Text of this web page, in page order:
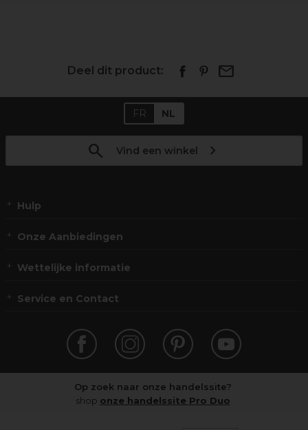
Deel dit product:
FR NL
Vind een winkel
Hulp
Onze Aanbiedingen
Wettelijke informatie
Service en Contact
Op zoek naar onze handelssite?
shop onze handelssite Pro Duo